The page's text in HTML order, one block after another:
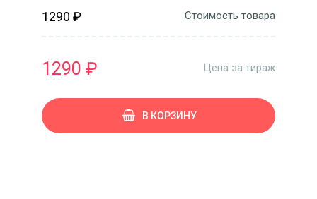
1290 ₽ Стоимость товара
1290 ₽ Цена за тираж
В КОРЗИНУ